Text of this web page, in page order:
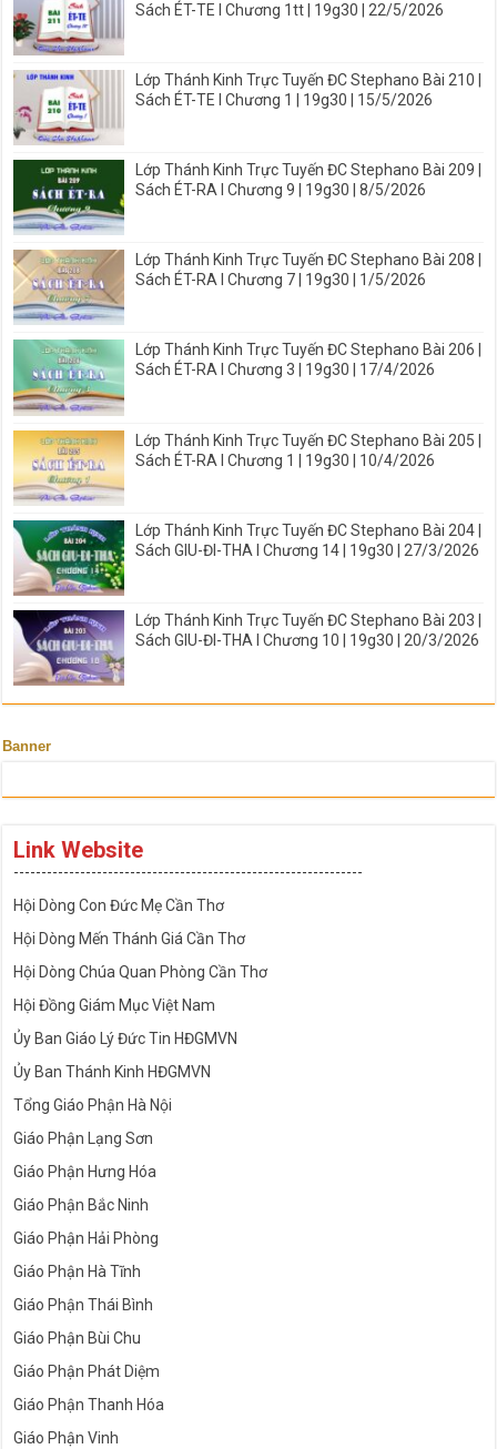
Sách ÉT-TE I Chương 1tt | 19g30 | 22/5/2026
Lớp Thánh Kinh Trực Tuyến ĐC Stephano Bài 210 |
Sách ÉT-TE I Chương 1 | 19g30 | 15/5/2026
Lớp Thánh Kinh Trực Tuyến ĐC Stephano Bài 209 |
Sách ÉT-RA I Chương 9 | 19g30 | 8/5/2026
Lớp Thánh Kinh Trực Tuyến ĐC Stephano Bài 208 |
Sách ÉT-RA I Chương 7 | 19g30 | 1/5/2026
Lớp Thánh Kinh Trực Tuyến ĐC Stephano Bài 206 |
Sách ÉT-RA I Chương 3 | 19g30 | 17/4/2026
Lớp Thánh Kinh Trực Tuyến ĐC Stephano Bài 205 |
Sách ÉT-RA I Chương 1 | 19g30 | 10/4/2026
Lớp Thánh Kinh Trực Tuyến ĐC Stephano Bài 204 |
Sách GIU-ĐI-THA I Chương 14 | 19g30 | 27/3/2026
Lớp Thánh Kinh Trực Tuyến ĐC Stephano Bài 203 |
Sách GIU-ĐI-THA I Chương 10 | 19g30 | 20/3/2026
Banner
Link Website
---------------------------------------------------------------
Hội Dòng Con Đức Mẹ Cần Thơ
Hội Dòng Mến Thánh Giá Cần Thơ
Hội Dòng Chúa Quan Phòng Cần Thơ
Hội Đồng Giám Mục Việt Nam
Ủy Ban Giáo Lý Đức Tin HĐGMVN
Ủy Ban Thánh Kinh HĐGMVN
Tổng Giáo Phận Hà Nội
Giáo Phận Lạng Sơn
Giáo Phận Hưng Hóa
Giáo Phận Bắc Ninh
Giáo Phận Hải Phòng
Giáo Phận Hà Tĩnh
Giáo Phận Thái Bình
Giáo Phận Bùi Chu
Giáo Phận Phát Diệm
Giáo Phận Thanh Hóa
Giáo Phận Vinh